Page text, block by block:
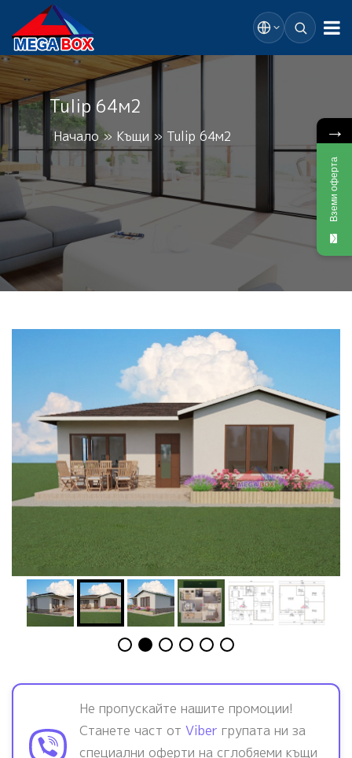
Tulip 64м2
Начало» Къщи » Tulip 64м2
Не пропускайте нашите промоции!
Станете част от Viber групата ни за
специални оферти на сглобяеми къщи
→
Вземи оферта